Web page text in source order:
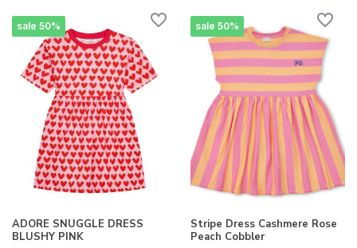
sale 50%
ADORE SNUGGLE DRESS
BLUSHY PINK
sale 50%
Stripe Dress Cashmere Rose
Peach Cobbler